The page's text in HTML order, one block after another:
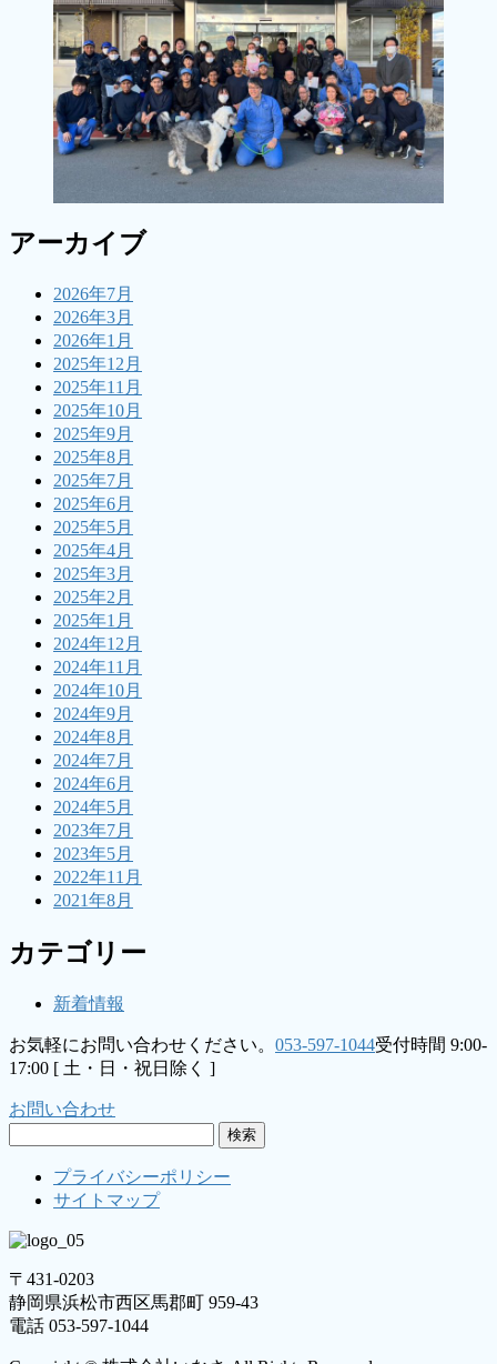
アーカイブ
2026年7月
2026年3月
2026年1月
2025年12月
2025年11月
2025年10月
2025年9月
2025年8月
2025年7月
2025年6月
2025年5月
2025年4月
2025年3月
2025年2月
2025年1月
2024年12月
2024年11月
2024年10月
2024年9月
2024年8月
2024年7月
2024年6月
2024年5月
2023年7月
2023年5月
2022年11月
2021年8月
カテゴリー
新着情報
お気軽にお問い合わせください。 053-597-1044受付時間 9:00-
17:00 [ 土・日・祝日除く ]
お問い合わせ
プライバシーポリシー
サイトマップ
〒431-0203
静岡県浜松市西区馬郡町 959-43
電話 053-597-1044